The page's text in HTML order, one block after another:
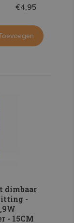
€4,95
dimbaar
-
- 15CM